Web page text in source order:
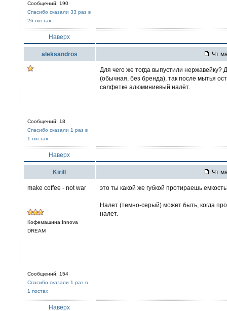
Сообщений: 190
Спасибо сказали 33 раз в
26 постах
Наверх
aleksandros Чт
Сообщений: 18
Спасибо сказали 1 раз в
1 постах
Для чего же тогда выпустили
(обычная, без бренда), так после мытья
салфетке алюминиевый налёт.
Наверх
Kirill Чт
make coffee - not war
Кофемашина:Innova
DREAM
Сообщений: 154
Спасибо сказали 1 раз в
1 постах
это ты какой же губкой протираешь
Налет (темно-серый) может быть, когда
налет.
Наверх